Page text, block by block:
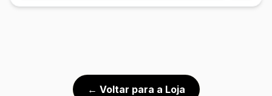
← Voltar para a Loja